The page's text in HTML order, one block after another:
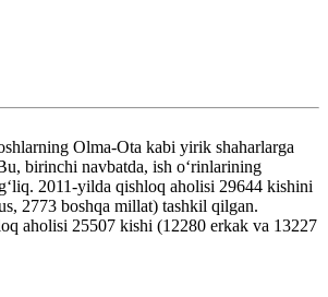
Olma-Ota kabi yirik shaharlarga
birinchi navbatda, ish oʻrinlarining
2011-yilda qishloq aholisi 29644 kishini
2773 boshqa millat) tashkil qilgan.
aholisi 25507 kishi (12280 erkak va 13227